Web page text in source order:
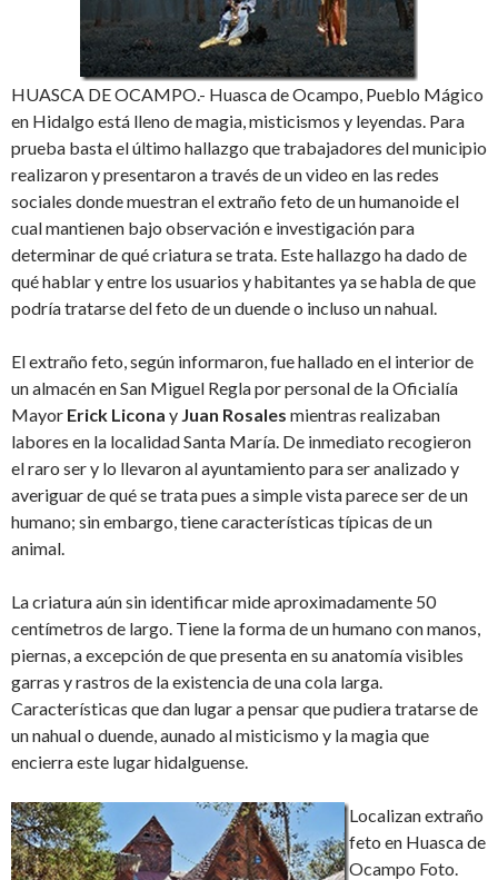
HUASCA DE OCAMPO.- Huasca de Ocampo, Pueblo Mágico
en Hidalgo está lleno de magia, misticismos y leyendas. Para
prueba basta el último hallazgo que trabajadores del municipio
realizaron y presentaron a través de un video en las redes
sociales donde muestran el extraño feto de un humanoide el
cual mantienen bajo observación e investigación para
determinar de qué criatura se trata. Este hallazgo ha dado de
qué hablar y entre los usuarios y habitantes ya se habla de que
podría tratarse del feto de un duende o incluso un nahual.
El extraño feto, según informaron, fue hallado en el interior de
un almacén en San Miguel Regla por personal de la Oficialía
Mayor Erick Licona y Juan Rosales mientras realizaban
labores en la localidad Santa María. De inmediato recogieron
el raro ser y lo llevaron al ayuntamiento para ser analizado y
averiguar de qué se trata pues a simple vista parece ser de un
humano; sin embargo, tiene características típicas de un
animal.
La criatura aún sin identificar mide aproximadamente 50
centímetros de largo. Tiene la forma de un humano con manos,
piernas, a excepción de que presenta en su anatomía visibles
garras y rastros de la existencia de una cola larga.
Características que dan lugar a pensar que pudiera tratarse de
un nahual o duende, aunado al misticismo y la magia que
encierra este lugar hidalguense.
Localizan extraño
feto en Huasca de
Ocampo Foto.